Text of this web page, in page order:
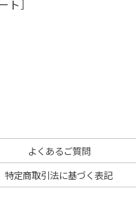
］
よくあるご質問
特定商取引法に基づく表記